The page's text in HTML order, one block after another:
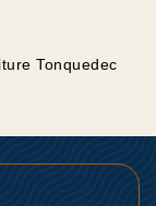
Tonquedec